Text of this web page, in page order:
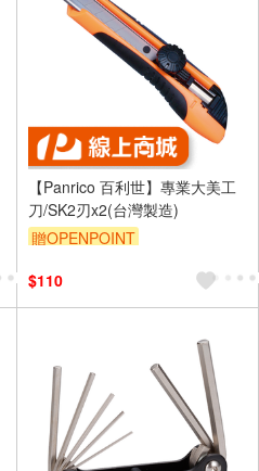
【Panrico 百利世】專業大美工
刀/SK2刃x2(台灣製造)
贈OPENPOINT
$110